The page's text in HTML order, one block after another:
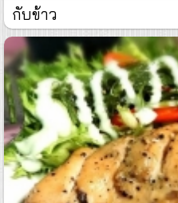
กับข้าว